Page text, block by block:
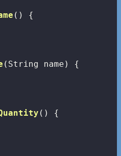
()
{
(String name)
{
()
{